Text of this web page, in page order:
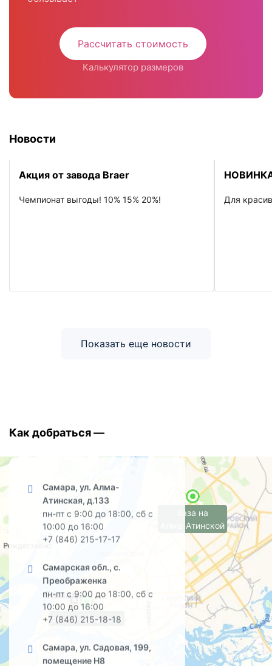
Рассчитать стоимость
Калькулятор размеров
Новости
Акция от завода Braer
Чемпионат выгоды! 10% 15% 20%! Для
Показать еще новости
Как добраться —
Самара, ул. Алма-
Атинская, д.133
пн-пт с 9:00 до 18:00, сб с
10:00 до 16:00
+7 (846) 215-17-17
Самарская обл., с.
Преображенка
пн-пт с 9:00 до 18:00, сб с
10:00 до 16:00
+7 (846) 215-18-18
Самара, ул. Садовая, 199,
помещение Н8
офис на Садовой
база на
Алма-Атинской